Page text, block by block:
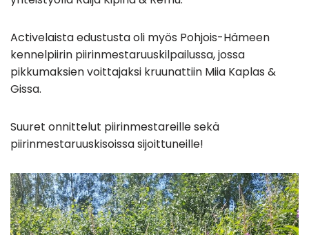
Activelaista edustusta oli myös Pohjois-Hämeen
kennelpiirin piirinmestaruuskilpailussa, jossa
pikkumaksien voittajaksi kruunattiin Miia Kaplas &
Gissa.
Suuret onnittelut piirinmestareille sekä
piirinmestaruuskisoissa sijoittuneille!